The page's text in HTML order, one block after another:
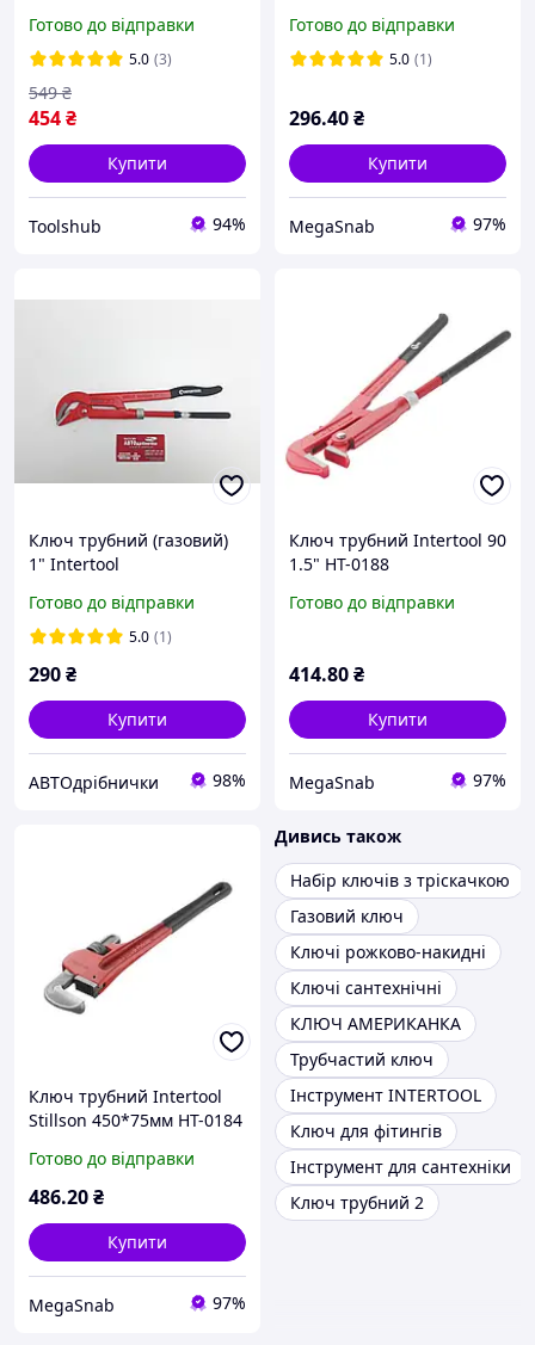
Готово до відправки
5.0 (3)
454₴
549 ₴
Купити
Toolshub 94%
Готово до відправки
5.0 (1)
296.40₴
Купити
MegaSnab 97%
Ключ трубний (газовий)
1" Intertool
Готово до відправки
5.0 (1)
290₴
Купити
АВТОдрібнички 98%
Ключ трубний Intertool 90
1.5" HT-0188
Готово до відправки
414.80₴
Купити
MegaSnab 97%
Ключ трубний Intertool
Stillson 450*75мм HT-0184
Готово до відправки
486.20₴
Купити
MegaSnab 97%
Дивись також
Набір ключів з тріскачкою
Газовий ключ
Ключі рожково-накидні
Ключі сантехнічні
КЛЮЧ АМЕРИКАНКА
Трубчастий ключ
Інструмент INTERTOOL
Ключ для фітингів
Інструмент для сантехніки
Ключ трубний 2